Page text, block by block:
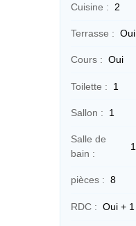
Cuisine : 2
Terrasse : Oui
Cours : Oui
Toilette : 1
Sallon : 1
Salle de
bain :
1
pièces : 8
RDC : Oui + 1